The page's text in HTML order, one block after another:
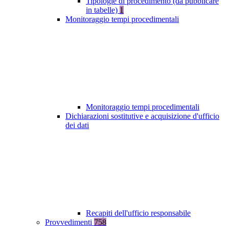
in tabelle) 1
Monitoraggio tempi procedimentali
Monitoraggio tempi procedimentali
Dichiarazioni sostitutive e acquisizione d'ufficio
dei dati
Recapiti dell'ufficio responsabile
Provvedimenti 758